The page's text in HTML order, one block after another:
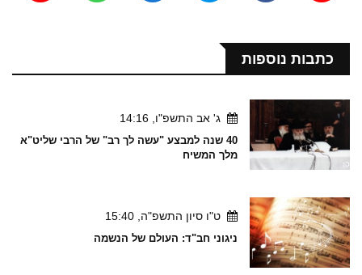
כתבות נוספות
ג' אב התשפ"ו, 14:16
40 שנה למבצע "עשה לך רב" של הרבי שליט"א
מלך המשיח
ט"ו סיון התשפ"ה, 15:40
ניגוני חב"ד: העולם של הנשמה